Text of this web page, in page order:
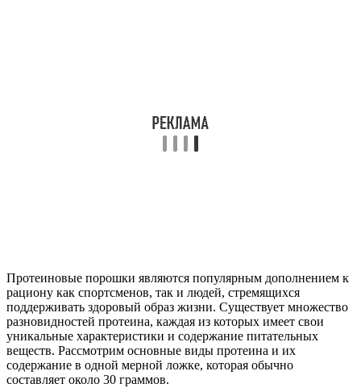
Протеиновые порошки являются популярным дополнением к
рациону как спортсменов, так и людей, стремящихся
поддерживать здоровый образ жизни. Существует множество
разновидностей протеина, каждая из которых имеет свои
уникальные характеристики и содержание питательных
веществ. Рассмотрим основные виды протеина и их
содержание в одной мерной ложке, которая обычно
составляет около 30 граммов.